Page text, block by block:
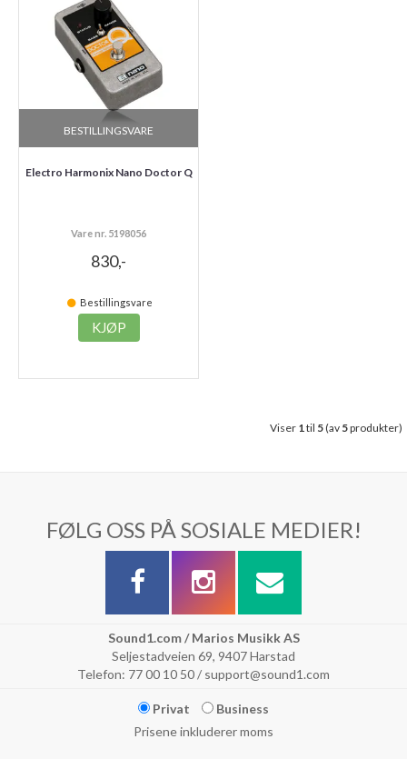
BESTILLINGSVARE
Electro Harmonix Nano Doctor Q
Vare nr. 5198056
830,-
Bestillingsvare
KJØP
Viser 1til 5(av 5produkter)
FØLG OSS PÅ SOSIALE MEDIER!
Sound1.com / Marios Musikk AS
Seljestadveien 69, 9407 Harstad
Telefon: 77 00 10 50 / support@sound1.com
Privat
Business
Prisene inkluderer moms